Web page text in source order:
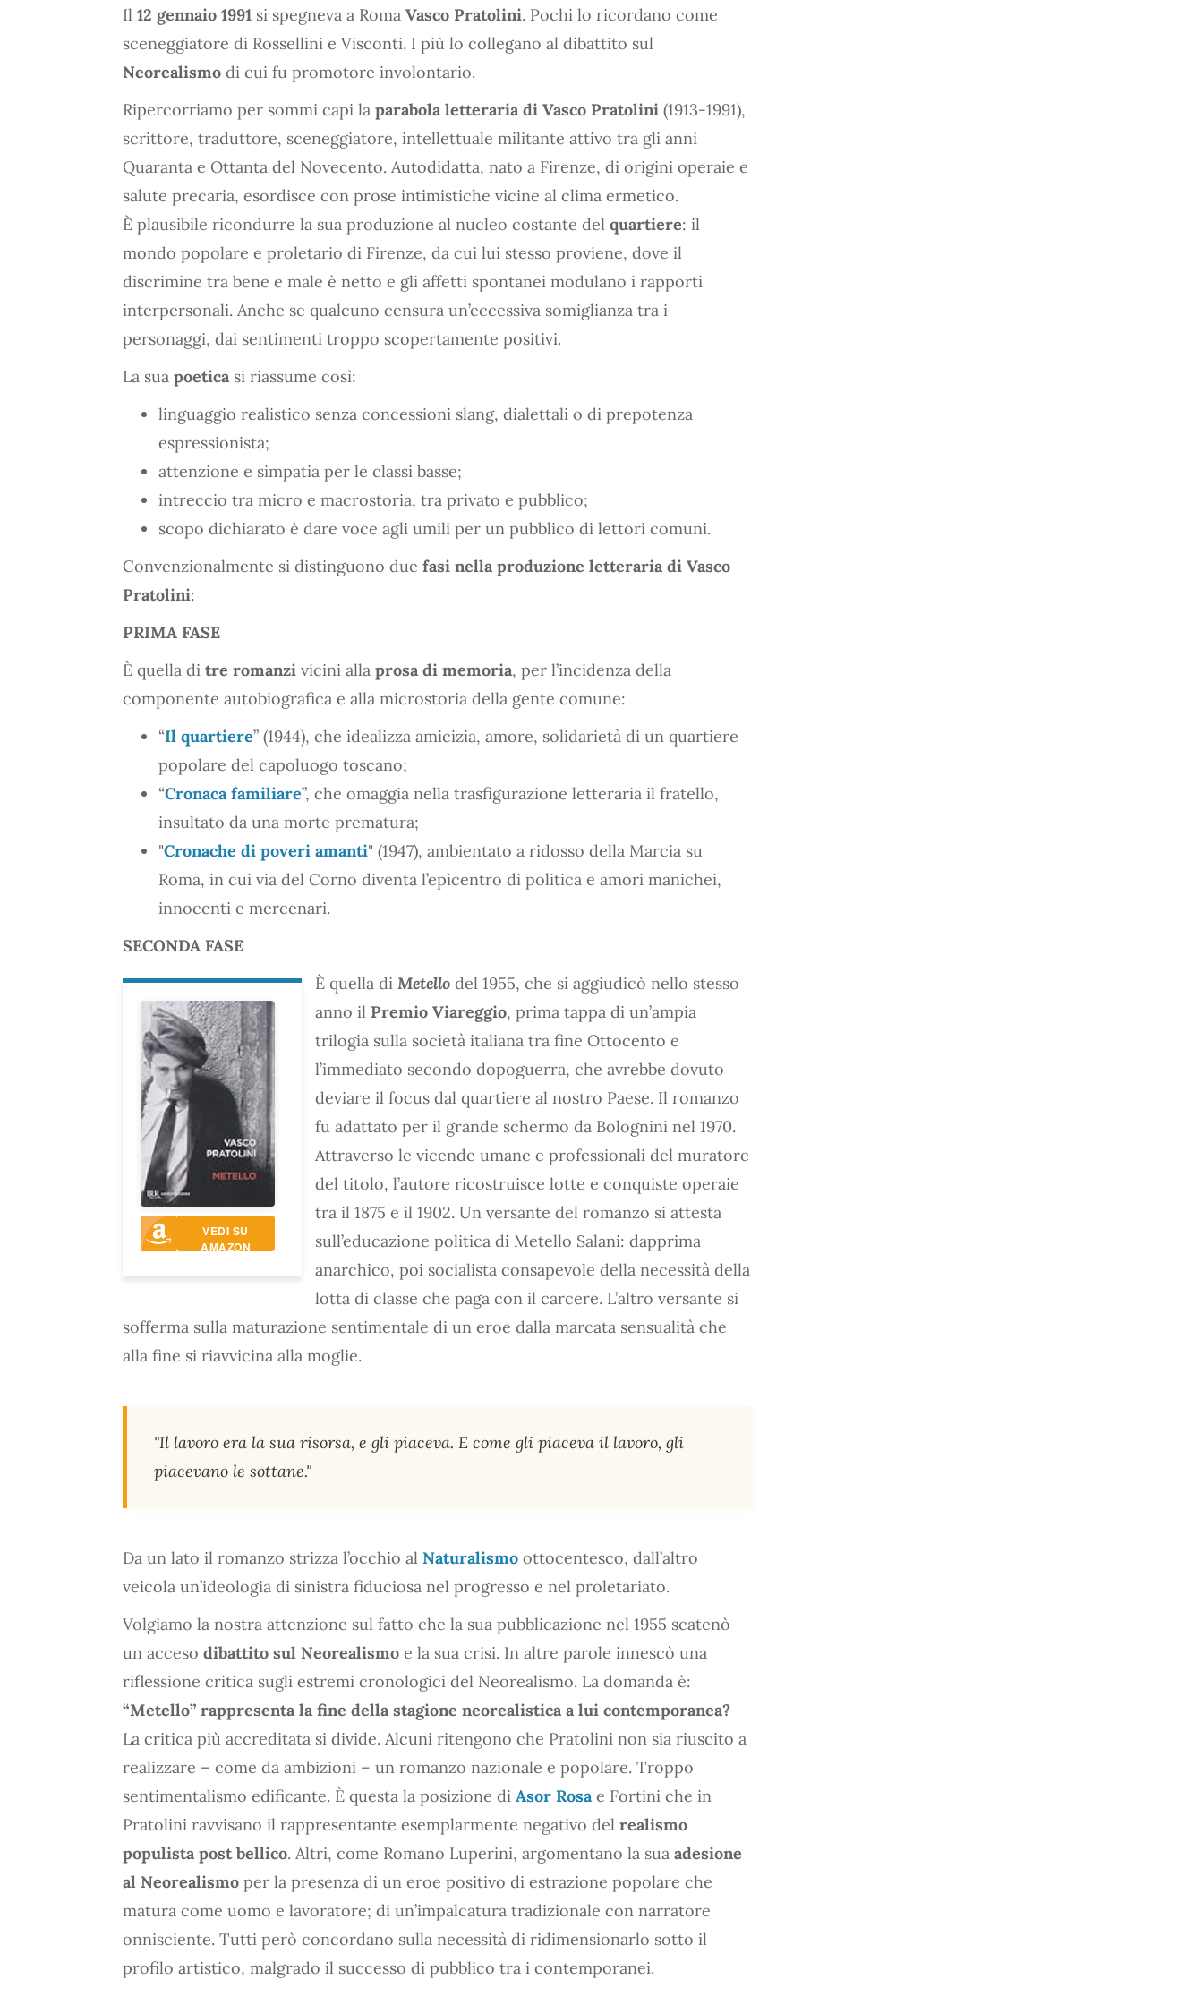
Il 12 gennaio 1991 si spegneva a Roma Vasco Pratolini. Pochi lo ricordano come
sceneggiatore di Rossellini e Visconti. I più lo collegano al dibattito sul
Neorealismo di cui fu promotore involontario.
Ripercorriamo per sommi capi la parabola letteraria di Vasco Pratolini (1913-1991),
scrittore, traduttore, sceneggiatore, intellettuale militante attivo tra gli anni
Quaranta e Ottanta del Novecento. Autodidatta, nato a Firenze, di origini operaie e
salute precaria, esordisce con prose intimistiche vicine al clima ermetico.
È plausibile ricondurre la sua produzione al nucleo costante del quartiere: il
mondo popolare e proletario di Firenze, da cui lui stesso proviene, dove il
discrimine tra bene e male è netto e gli affetti spontanei modulano i rapporti
interpersonali. Anche se qualcuno censura un’eccessiva somiglianza tra i
personaggi, dai sentimenti troppo scopertamente positivi.
La sua poetica si riassume così:
linguaggio realistico senza concessioni slang, dialettali o di prepotenza
espressionista;
attenzione e simpatia per le classi basse;
intreccio tra micro e macrostoria, tra privato e pubblico;
scopo dichiarato è dare voce agli umili per un pubblico di lettori comuni.
Convenzionalmente si distinguono due fasi nella produzione letteraria di Vasco
Pratolini:
PRIMA FASE
È quella di tre romanzi vicini alla prosa di memoria, per l’incidenza della
componente autobiografica e alla microstoria della gente comune:
“Il quartiere” (1944), che idealizza amicizia, amore, solidarietà di un quartiere
popolare del capoluogo toscano;
“Cronaca familiare”, che omaggia nella trasfigurazione letteraria il fratello,
insultato da una morte prematura;
"Cronache di poveri amanti" (1947), ambientato a ridosso della Marcia su
Roma, in cui via del Corno diventa l’epicentro di politica e amori manichei,
innocenti e mercenari.
SECONDA FASE
VEDI SU
AMAZON
È quella di Metello del 1955, che si aggiudicò nello stesso
anno il Premio Viareggio, prima tappa di un’ampia
trilogia sulla società italiana tra fine Ottocento e
l’immediato secondo dopoguerra, che avrebbe dovuto
deviare il focus dal quartiere al nostro Paese. Il romanzo
fu adattato per il grande schermo da Bolognini nel 1970.
Attraverso le vicende umane e professionali del muratore
del titolo, l’autore ricostruisce lotte e conquiste operaie
tra il 1875 e il 1902. Un versante del romanzo si attesta
sull’educazione politica di Metello Salani: dapprima
anarchico, poi socialista consapevole della necessità della
lotta di classe che paga con il carcere. L’altro versante si
sofferma sulla maturazione sentimentale di un eroe dalla marcata sensualità che
alla fine si riavvicina alla moglie.
"Il lavoro era la sua risorsa, e gli piaceva. E come gli piaceva il lavoro, gli
piacevano le sottane."
Da un lato il romanzo strizza l’occhio al Naturalismo ottocentesco, dall’altro
veicola un’ideologia di sinistra fiduciosa nel progresso e nel proletariato.
Volgiamo la nostra attenzione sul fatto che la sua pubblicazione nel 1955 scatenò
un acceso dibattito sul Neorealismo e la sua crisi. In altre parole innescò una
riflessione critica sugli estremi cronologici del Neorealismo. La domanda è:
“Metello” rappresenta la fine della stagione neorealistica a lui contemporanea?
La critica più accreditata si divide. Alcuni ritengono che Pratolini non sia riuscito a
realizzare – come da ambizioni – un romanzo nazionale e popolare. Troppo
sentimentalismo edificante. È questa la posizione di Asor Rosae Fortini che in
Pratolini ravvisano il rappresentante esemplarmente negativo del realismo
populista post bellico. Altri, come Romano Luperini, argomentano la sua adesione
al Neorealismo per la presenza di un eroe positivo di estrazione popolare che
matura come uomo e lavoratore; di un’impalcatura tradizionale con narratore
onnisciente. Tutti però concordano sulla necessità di ridimensionarlo sotto il
profilo artistico, malgrado il successo di pubblico tra i contemporanei.